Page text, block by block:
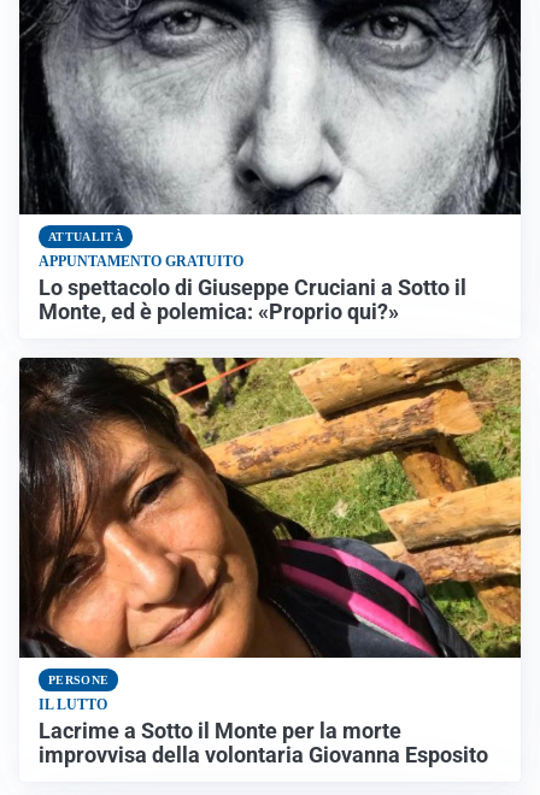
ATTUALITÀ
APPUNTAMENTO GRATUITO
Lo spettacolo di Giuseppe Cruciani a Sotto il
Monte, ed è polemica: «Proprio qui?»
PERSONE
IL LUTTO
Lacrime a Sotto il Monte per la morte
improvvisa della volontaria Giovanna Esposito